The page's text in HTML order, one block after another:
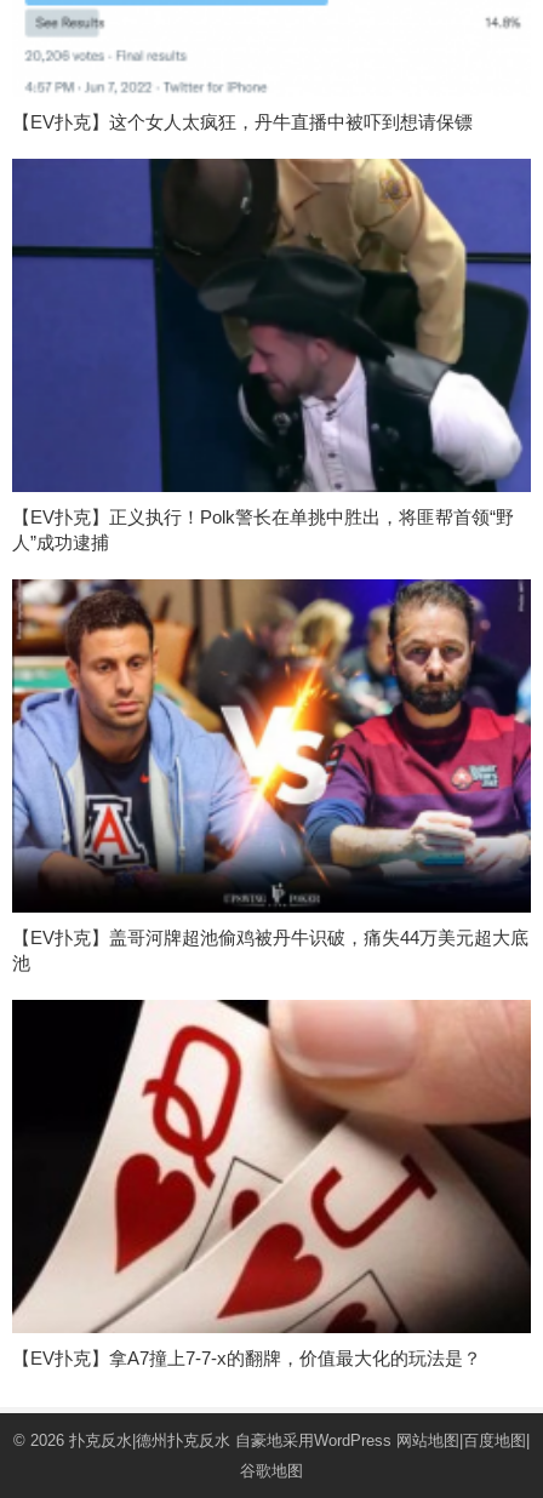
【EV扑克】这个女人太疯狂，丹牛直播中被吓到想请保镖
【EV扑克】正义执行！Polk警长在单挑中胜出，将匪帮首领“野
人”成功逮捕
【EV扑克】盖哥河牌超池偷鸡被丹牛识破，痛失44万美元超大底
池
【EV扑克】拿A7撞上7-7-x的翻牌，价值最大化的玩法是？
© 2026 扑克反水|德州扑克反水 自豪地采用WordPress 网站地图|百度地图|
谷歌地图